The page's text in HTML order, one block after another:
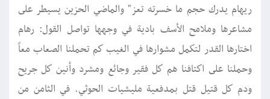
ريهام يدرك حجم ما خسرته تعز" والماضي الحزين يسيطر على
مشاعرها وملامح الأسف بادية في وجهها تواصل القول: رهام
اختارها القدر لتكمل مشوارها في الغيب كم تحملنا الصعاب معاً
وحملنا على اكتافنا هم كل فقير وجائع ومشرد وأنين كل جريح
ودم كل قتيل قتل بمدفعية مليشيات الحوثي. في الثامن من